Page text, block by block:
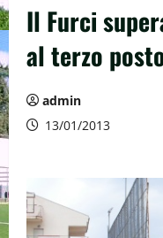
Il Furci
al terzo
admin
13/01/2013